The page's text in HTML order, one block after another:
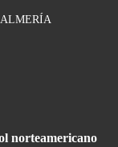
norteamericano